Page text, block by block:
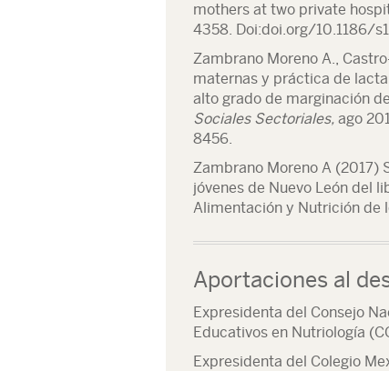
mothers at two private
4358. Doi:doi.org/10.1186/
Zambrano Moreno A.,
maternas y práctica de
alto grado de marginación
Sociales Sectoriales, ago
8456.
Zambrano Moreno A (2017)
jóvenes de Nuevo León del
Alimentación y Nutrición de
Aportaciones al
Expresidenta del Consejo
Educativos en Nutriología
Expresidenta del Colegio